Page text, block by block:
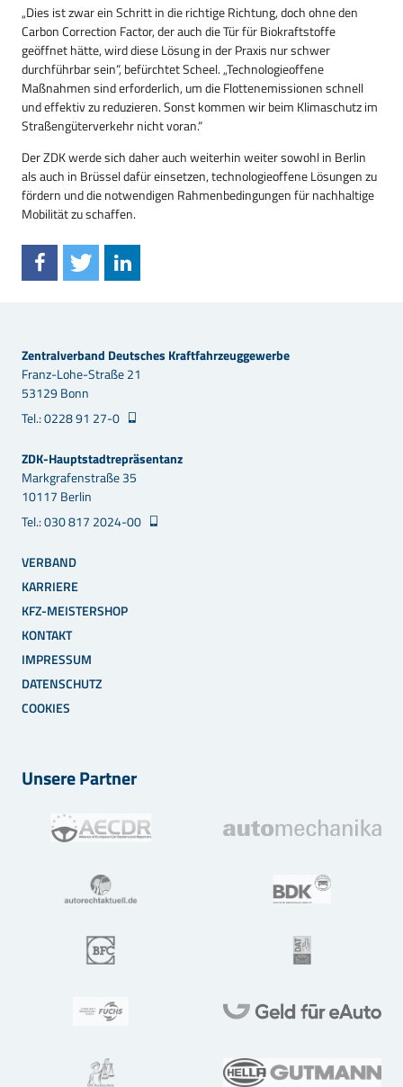
„Dies ist zwar ein Schritt in die richtige Richtung, doch ohne den
Carbon Correction Factor, der auch die Tür für Biokraftstoffe
geöffnet hätte, wird diese Lösung in der Praxis nur schwer
durchführbar sein“, befürchtet Scheel. „Technologieoffene
Maßnahmen sind erforderlich, um die Flottenemissionen schnell
und effektiv zu reduzieren. Sonst kommen wir beim Klimaschutz im
Straßengüterverkehr nicht voran.“
Der ZDK werde sich daher auch weiterhin weiter sowohl in Berlin
als auch in Brüssel dafür einsetzen, technologieoffene Lösungen zu
fördern und die notwendigen Rahmenbedingungen für nachhaltige
Mobilität zu schaffen.
Zentralverband Deutsches Kraftfahrzeuggewerbe
Franz-Lohe-Straße 21
53129 Bonn
Tel.: 0228 91 27-0
ZDK-Hauptstadtrepräsentanz
Markgrafenstraße 35
10117 Berlin
Tel.: 030 817 2024-00
VERBAND
KARRIERE
KFZ-MEISTERSHOP
KONTAKT
IMPRESSUM
DATENSCHUTZ
COOKIES
Unsere Partner